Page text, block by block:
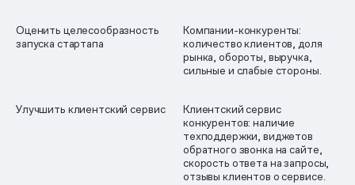
Оценить целесообразность
запуска стартапа
Компании-конкуренты:
количество клиентов, доля
рынка, обороты, выручка,
сильные и слабые стороны.
Улучшить клиентский сервис
Клиентский сервис
конкурентов: наличие
техподдержки, виджетов
обратного звонка на сайте,
скорость ответа на запросы,
отзывы клиентов о сервисе.